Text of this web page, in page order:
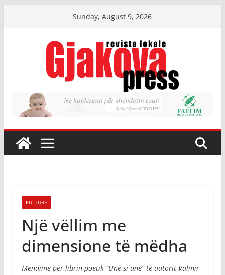
Sunday, August 9, 2026
KULTURË
Një vëllim me
dimensione të mëdha
Mendime për librin poetik “Unë si unë” të autorit Valmir